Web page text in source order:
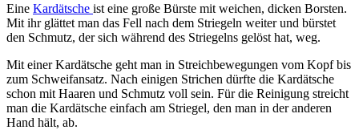
Eine Kardätsche ist eine große Bürste mit weichen, dicken Borsten.
Mit ihr glättet man das Fell nach dem Striegeln weiter und bürstet
den Schmutz, der sich während des Striegelns gelöst hat, weg.
Mit einer Kardätsche geht man in Streichbewegungen vom Kopf bis
zum Schweifansatz. Nach einigen Strichen dürfte die Kardätsche
schon mit Haaren und Schmutz voll sein. Für die Reinigung streicht
man die Kardätsche einfach am Striegel, den man in der anderen
Hand hält, ab.